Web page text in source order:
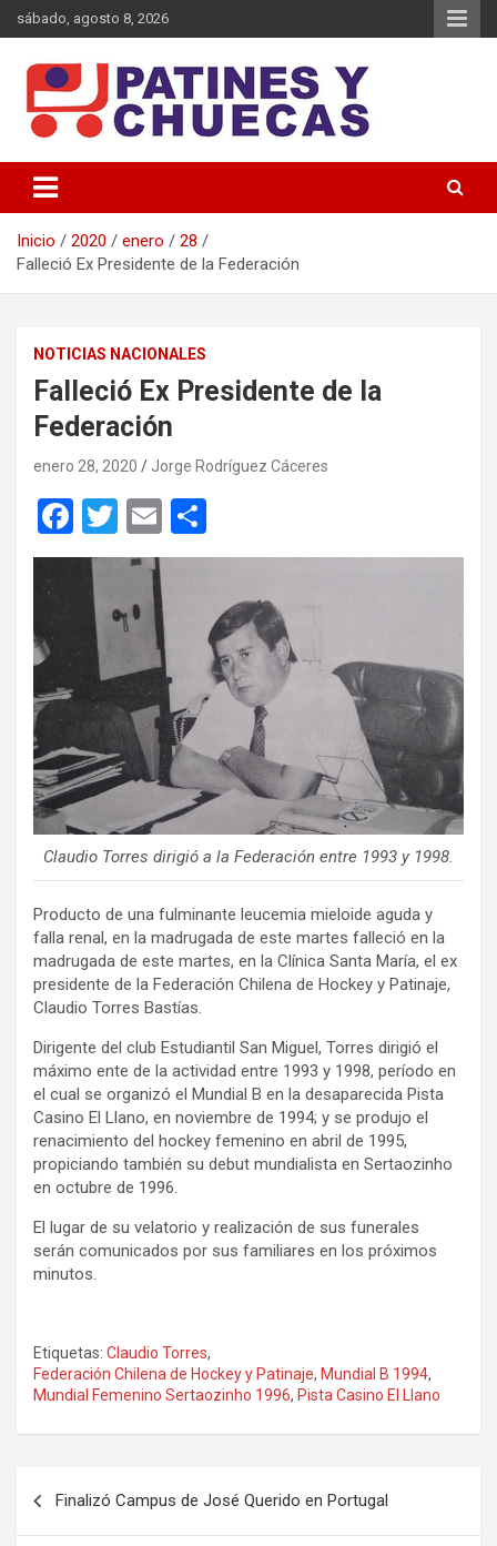
Saltar
al
sábado, agosto 8, 2026
Patines y Chuecas
Inicio 2020 enero
28
Falleció Ex Presidente de la Federación
NOTICIAS NACIONALES
Falleció Ex Presidente de la
Federación
enero 28, 2020 Jorge Rodríguez Cáceres
F
a
ce
o
k
T
wi
er
E
m o
p
ar
tir
Claudio Torres dirigió a la Federación entre 1993 y 1998.
Producto de una fulminante leucemia mieloide aguda y
falla renal, en la madrugada de este martes falleció en la
madrugada de este martes, en la Clínica Santa María, el ex
presidente de la Federación Chilena de Hockey y Patinaje,
Claudio Torres Bastías.
Dirigente del club Estudiantil San Miguel, Torres dirigió el
máximo ente de la actividad entre 1993 y 1998, período en
el cual se organizó el Mundial B en la desaparecida Pista
Casino El Llano, en noviembre de 1994; y se produjo el
renacimiento del hockey femenino en abril de 1995,
propiciando también su debut mundialista en Sertaozinho
en octubre de 1996.
El lugar de su velatorio y realización de sus funerales
serán comunicados por sus familiares en los próximos
minutos.
Etiquetas: Claudio Torres,
Federación Chilena de Hockey y Patinaje, Mundial B 1994,
Mundial Femenino Sertaozinho 1996, Pista Casino El Llano
Finalizó Campus de José Querido en Portugal